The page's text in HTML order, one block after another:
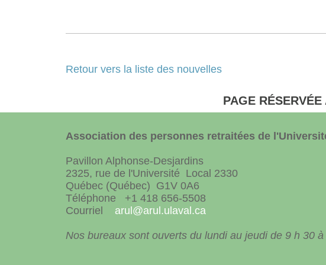
Retour vers la liste des nouvelles
PAGE
Association des personnes retraitées de
Pavillon Alphonse-Desjardins
2325, rue de l'Université Local 2330
Québec (Québec) G1V 0A6
Téléphone +1 418 656-5508
Courriel arul@arul.ulaval.ca
Nos bureaux sont ouverts du lundi au jeudi de 9 h 30